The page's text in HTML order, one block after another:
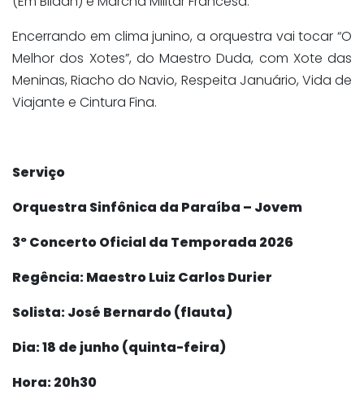
Encerrando em clima junino, a orquestra vai tocar “O
Melhor dos Xotes”, do Maestro Duda, com Xote das
Meninas, Riacho do Navio, Respeita Januário, Vida de
Viajante e Cintura Fina.
Serviço
Orquestra Sinfônica da Paraíba – Jovem
3º Concerto Oficial da Temporada 2026
Regência: Maestro Luiz Carlos Durier
Solista: José Bernardo (flauta)
Dia: 18 de junho (quinta-feira)
Hora: 20h30